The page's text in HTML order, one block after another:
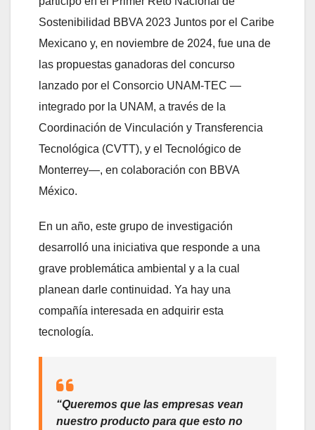
Sostenibilidad BBVA 2023 Juntos por el Caribe
Mexicano y, en noviembre de 2024, fue una de
las propuestas ganadoras del concurso
lanzado por el Consorcio UNAM-TEC —
integrado por la UNAM, a través de la
Coordinación de Vinculación y Transferencia
Tecnológica (CVTT), y el Tecnológico de
Monterrey—, en colaboración con BBVA
México.
En un año, este grupo de investigación
desarrolló una iniciativa que responde a una
grave problemática ambiental y a la cual
planean darle continuidad. Ya hay una
compañía interesada en adquirir esta
tecnología.
“Queremos que las empresas vean
nuestro producto para que esto no